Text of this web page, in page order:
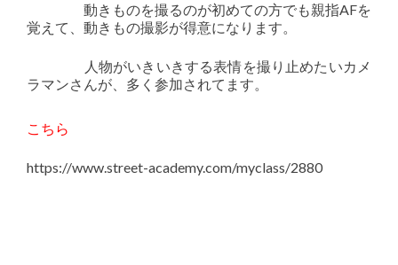
動きものを撮るのが初めての方でも親指AFを
覚えて、動きもの撮影が得意になります。
人物がいきいきする表情を撮り止めたいカメ
ラマンさんが、多く参加されてます。
こちら
https://www.street-academy.com/myclass/2880